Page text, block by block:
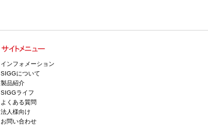
インフォメーション
SIGGについて
製品紹介
SIGGライフ
よくある質問
法人様向け
お問い合わせ